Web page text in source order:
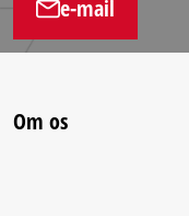
e-mail
Om os